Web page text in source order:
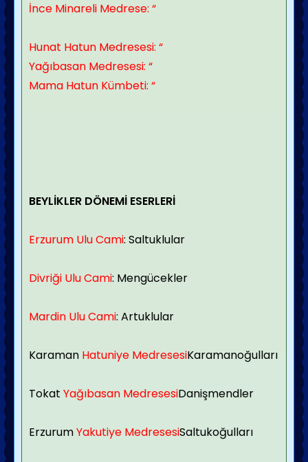
İnce Minareli Medrese: “
Hunat Hatun Medresesi: “
Yağıbasan Medresesi: “
Mama Hatun Kümbeti: “
BEYLİKLER DÖNEMİ ESERLERİ
Erzurum Ulu Cami: Saltuklular
Divriği Ulu Cami: Mengücekler
Mardin Ulu Cami: Artuklular
Karaman Hatuniye MedresesiKaramanoğulları
Tokat Yağıbasan MedresesiDanişmendler
ErzurumYakutiye MedresesiSaltukoğulları